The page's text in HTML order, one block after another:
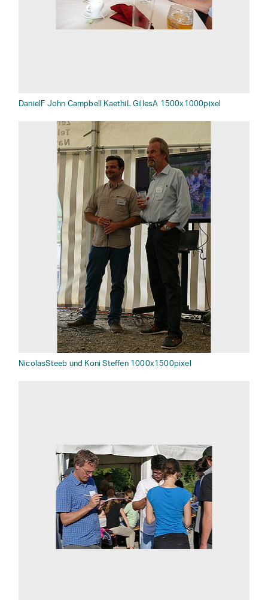
DanielF John Campbell KaethiL GillesA 1500x1000pixel
NicolasSteeb und Koni Steffen 1000x1500pixel